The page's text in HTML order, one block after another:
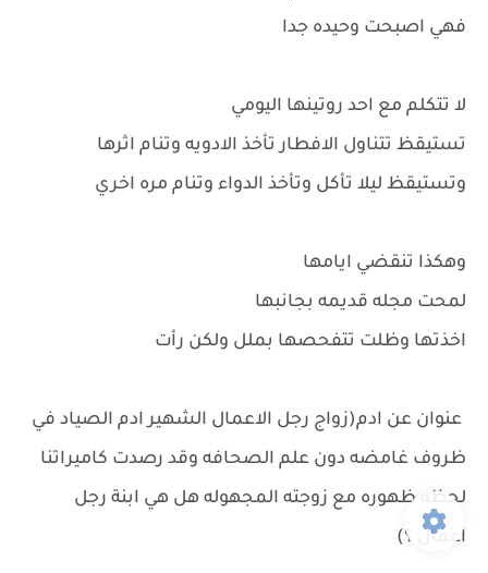
فهي اصبحت وحيده جدا
لا تتكلم مع احد روتينها اليومي
تستيقظ تتناول الافطار تأخذ الادويه وتنام اثرها
وتستيقظ ليلا تأكل وتأخذ الدواء وتنام مره اخري
وهكذا تنقضي ايامها
لمحت مجله قديمه بجانبها
اخذتها وظلت تتفحصها بملل ولكن رأت
عنوان عن ادم(زواج رجل الاعمال الشهير ادم الصياد في
ظروف غامضه دون علم الصحافه وقد رصدت كاميراتنا
لحظه ظهوره مع زوجته المجهوله هل هي ابنة رجل
اعمال ؟)